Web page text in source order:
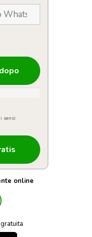
sensi
online